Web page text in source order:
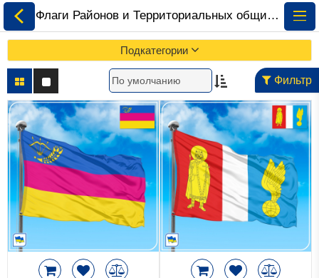
Фильтр
Все Флаги
Флаги Украины
Флаги Мира по
Континентам
Флаги на Заказ
Флаги Районов и Территориальных общин Украины • Купить • Скачать ⚡ ePrapor.com.ua
Подкатегории